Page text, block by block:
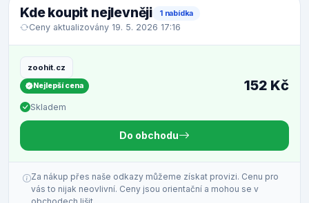
Kde koupit nejlevněji 1 nabídka
Ceny aktualizovány 19. 5. 2026 17:16
zoohit.cz
Nejlepší cena
Skladem
152 Kč
Do obchodu
Za nákup přes naše odkazy můžeme získat provizi. Cenu pro
vás to nijak neovlivní. Ceny jsou orientační a mohou se v